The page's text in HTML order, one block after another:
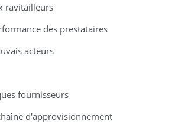
ravitailleurs
des prestataires
acteurs
fournisseurs
d'approvisionnement